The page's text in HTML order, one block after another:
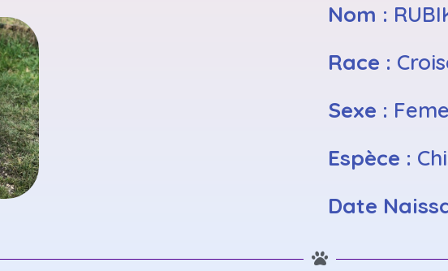
Nom :
Race :
Sexe :
Espèce :
Date